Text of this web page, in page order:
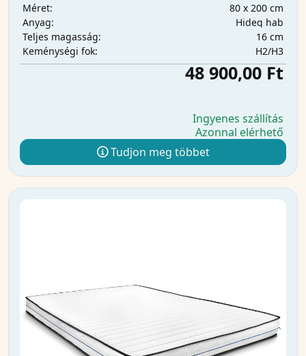
Méret:
80 x 200 cm
Anyag:
Hideg hab
Teljes magasság:
16 cm
Keménységi fok:
H2/H3
48 900,00 Ft
Ingyenes szállítás
Azonnal elérhető
Tudjon meg többet